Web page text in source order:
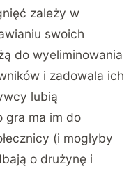
zależy w
swoich
do wyeliminowania
i zadowala ich
lubią
gra ma im do
(i mogłyby
o drużynę i